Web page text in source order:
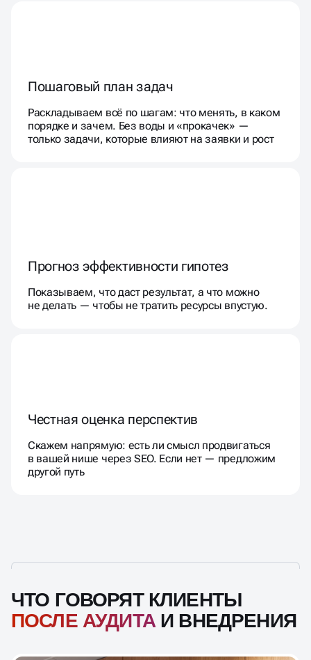
Пошаговый план задач
Раскладываем всё по шагам: что менять, в каком
порядке и зачем. Без воды и «прокачек» —
только задачи, которые влияют на заявки и рост
Прогноз эффективности гипотез
Показываем, что даст результат, а что можно
не делать — чтобы не тратить ресурсы впустую.
Честная оценка перспектив
Скажем напрямую: есть ли смысл продвигаться
в вашей нише через SEO. Если нет — предложим
другой путь
ЧТО ГОВОРЯТ КЛИЕНТЫ
ПОСЛЕ АУДИТАИ ВНЕДРЕНИЯ